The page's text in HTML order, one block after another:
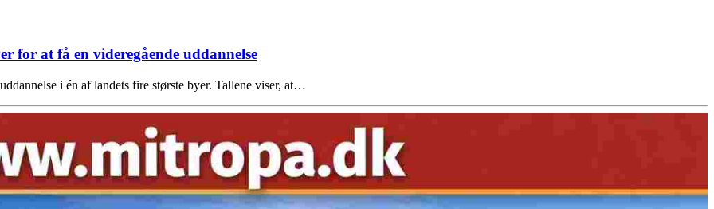
for at få en videregående uddannelse
i én af landets fire største byer. Tallene viser, at…